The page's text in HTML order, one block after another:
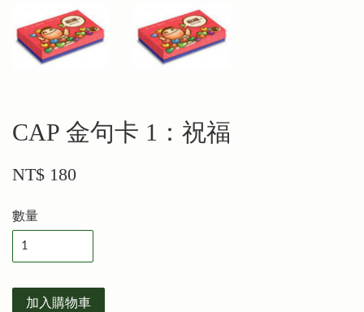
CAP 金句卡 1：祝福
NT$ 180
數量
加入購物車